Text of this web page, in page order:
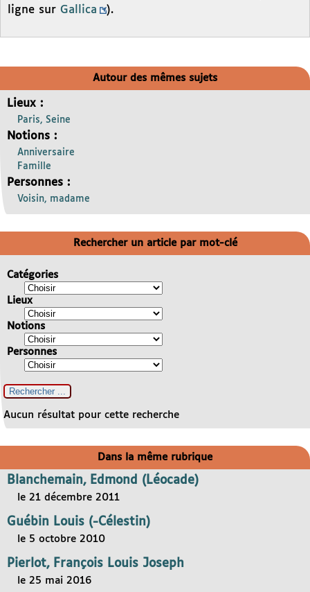
ligne sur Gallica ).
Autour des mêmes sujets
Lieux :
Paris, Seine
Notions :
Anniversaire
Famille
Personnes :
Voisin, madame
Rechercher un article par mot-clé
Catégories
Lieux
Notions
Personnes
Aucun résultat pour cette recherche
Dans la même rubrique
Blanchemain, Edmond (Léocade)
le 21 décembre 2011
Guébin Louis (-Célestin)
le 5 octobre 2010
Pierlot, François Louis Joseph
le 25 mai 2016